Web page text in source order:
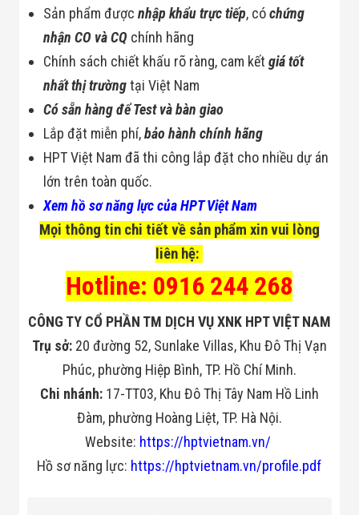
Sản phẩm đượcnhập khẩu trực tiếp, cóchứng
nhận CO và CQ chính hãng
Chính sách chiết khấu rõ ràng, cam kếtgiá tốt
nhất thị trườngtại Việt Nam
Có sẵn hàng để Test và bàn giao
Lắp đặt miễn phí,bảo hành chính hãng
HPT Việt Nam đã thi công lắp đặt cho nhiều dự án
lớn trên toàn quốc.
Xem hồ sơ năng lực của HPT Việt Nam
Mọi thông tin chi tiết về sản phẩm xin vui lòng
liên hệ:
Hotline: 0916 244 268
CÔNG TY CỔ PHẦN TM DỊCH VỤ XNK HPT VIỆT NAM
Trụ sở: 20 đường 52, Sunlake Villas, Khu Đô Thị Vạn
Phúc, phường Hiệp Bình, TP. Hồ Chí Minh.
Chi nhánh:17-TT03, Khu Đô Thị Tây Nam Hồ Linh
Đàm, phường Hoàng Liệt, TP. Hà Nội.
Website: https://hptvietnam.vn/
Hồ sơ năng lực: https://hptvietnam.vn/profile.pdf